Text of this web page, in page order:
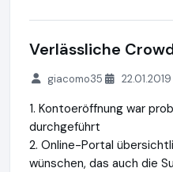
Verlässliche
giacomo35 22.01.2019
1. Kontoeröffnung war
durchgeführt
2. Online-Portal
wünschen, das auch die